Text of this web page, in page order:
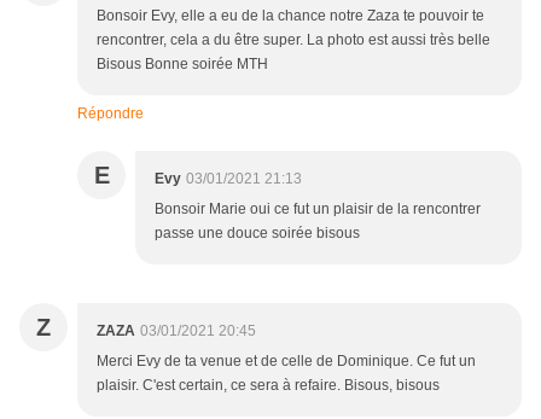
Bonsoir Evy, elle a eu de la chance notre Zaza te pouvoir te
rencontrer, cela a du être super. La photo est aussi très belle
Bisous Bonne soirée MTH
Répondre
E Evy 03/01/2021 21:13
Bonsoir Marie oui ce fut un plaisir de la rencontrer
passe une douce soirée bisous
Z ZAZA 03/01/2021 20:45
Merci Evy de ta venue et de celle de Dominique. Ce fut un
plaisir. C'est certain, ce sera à refaire. Bisous, bisous